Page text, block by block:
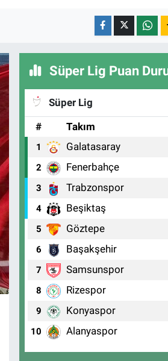
Süper Lig Puan
Süper Lig
#
Takım
1 Galatasaray
2 Fenerbahçe
3 Trabzonspor
4 Beşiktaş
5 Göztepe
6 Başakşehir
7 Samsunspor
8 Rizespor
9 Konyaspor
10 Alanyaspor